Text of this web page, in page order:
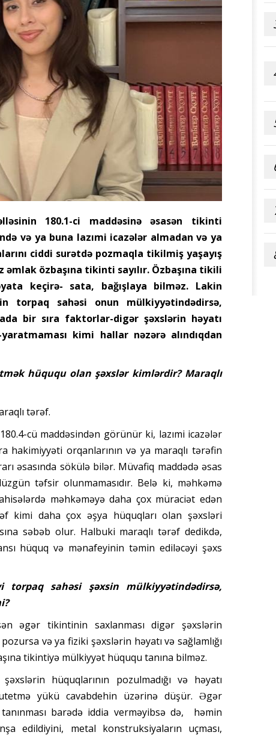
180.1-ci maddəsinə əsasən tikinti
və ya buna lazımi icazələr almadan və ya
ciddi surətdə pozmaqla tikilmiş yaşayış
özbaşına tikinti sayılır. Özbaşına tikili
keçirə- sata, bağışlaya bilməz. Lakin
torpaq sahəsi onun mülkiyyətindədirsə,
bir sıra faktorlar-digər şəxslərin həyatı
kimi hallar nəzərə alındıqdan
hüququ olan şəxslər kimlərdir? Maraqlı
tərəf.
cü maddəsindən görünür ki, lazımi icazələr
orqanlarının və ya maraqlı tərəfin
əsasında sökülə bilər. Müvafiq maddədə əsas
təfsir olunmamasıdır. Belə ki, məhkəmə
məhkəməyə daha çox müraciət edən
kimi daha çox əşya hüquqları olan şəxsləri
səbəb olur. Halbuki maraqlı tərəf dedikdə,
hüquq və mənafeyinin təmin ediləcəyi şəxs
sahəsi şəxsin mülkiyyətindədirsə,
əgər tikintinin saxlanması digər şəxslərin
və ya fiziki şəxslərin həyatı və sağlamlığı
tikintiyə mülkiyyət hüququ tanına bilməz.
hüquqlarının pozulmadığı və həyatı
yükü cavabdehin üzərinə düşür. Əgər
barədə iddia verməyibsə də, həmin
edildiyini, metal konstruksiyaların uçması,